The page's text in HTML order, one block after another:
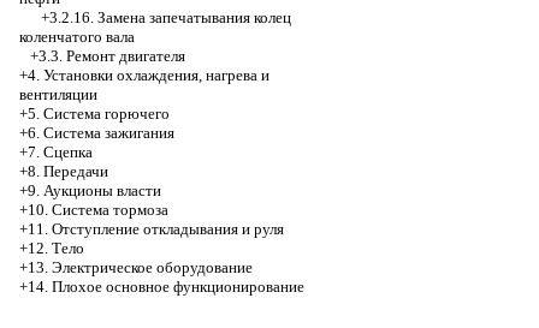
+3.2.16. Замена запечатывания колец
коленчатого вала
+3.3. Ремонт двигателя
+4. Установки охлаждения, нагрева и
вентиляции
+5. Система горючего
+6. Система зажигания
+7. Сцепка
+8. Передачи
+9. Аукционы власти
+10. Система тормоза
+11. Отступление откладывания и руля
+12. Тело
+13. Электрическое оборудование
+14. Плохое основное функционирование